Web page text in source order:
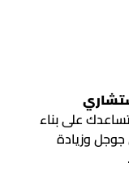
على بناء
جوجل وزيادة